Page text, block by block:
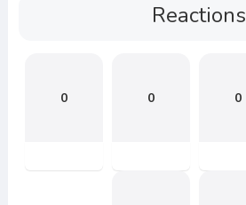
Reactions
0 0 0